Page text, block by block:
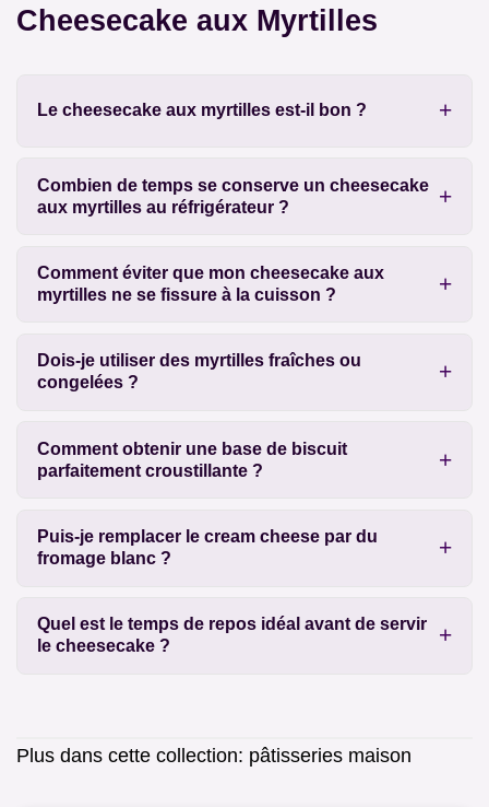
Cheesecake aux Myrtilles
Le cheesecake aux myrtilles est-il bon ?
Combien de temps se conserve un cheesecake
aux myrtilles au réfrigérateur ?
Comment éviter que mon cheesecake aux
myrtilles ne se fissure à la cuisson ?
Dois-je utiliser des myrtilles fraîches ou
congelées ?
Comment obtenir une base de biscuit
parfaitement croustillante ?
Puis-je remplacer le cream cheese par du
fromage blanc ?
Quel est le temps de repos idéal avant de servir
le cheesecake ?
Plus dans cette collection: pâtisseries maison